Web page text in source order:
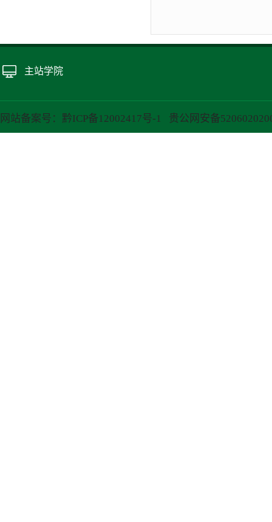
主站学院
网站备案号：黔ICP备12002417号-1 贵公网安备